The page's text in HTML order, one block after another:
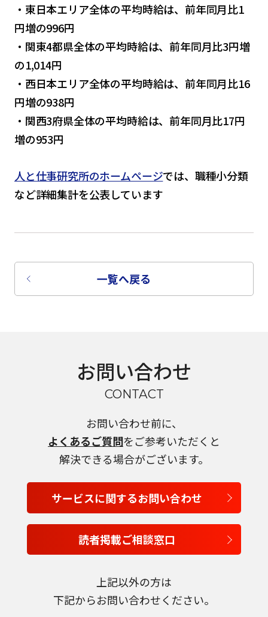
言語を選択
・東日本エリア全体の平均時給は、前年同月比1
円増の996円
・関東4都県全体の平均時給は、前年同月比3円増
の1,014円
・西日本エリア全体の平均時給は、前年同月比16
円増の938円
・関西3府県全体の平均時給は、前年同月比17円
増の953円
人と仕事研究所のホームページでは、職種小分類
など詳細集計を公表しています
一覧へ戻る
お問い合わせ
CONTACT
お問い合わせ前に、
よくあるご質問をご参考いただくと
解決できる場合がございます。
サービスに関するお問い合わせ
読者掲載ご相談窓口
上記以外の方は
下記からお問い合わせください。